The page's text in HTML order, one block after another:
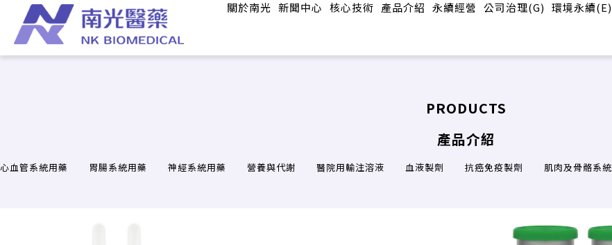
關於南光 新聞中心 核心技術 產品介紹 永續經營 公司治理(G) 環境永續(E)
PRODUCTS
產品介紹
心血管系統用藥 胃腸系統用藥 神經系統用藥 營養與代謝 醫院用輸注溶液 血液製劑 抗癌免疫製劑 肌肉及骨骼系統